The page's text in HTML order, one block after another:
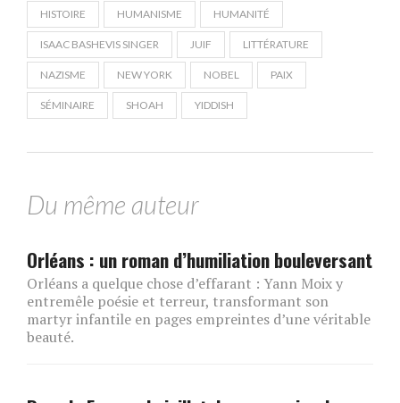
HISTOIRE HUMANISME HUMANITÉ
ISAAC BASHEVIS SINGER JUIF LITTÉRATURE
NAZISME NEW YORK NOBEL PAIX
SÉMINAIRE SHOAH YIDDISH
Du même auteur
Orléans : un roman d’humiliation bouleversant
Orléans a quelque chose d’effarant : Yann Moix y
entremêle poésie et terreur, transformant son
martyr infantile en pages empreintes d’une véritable
beauté.